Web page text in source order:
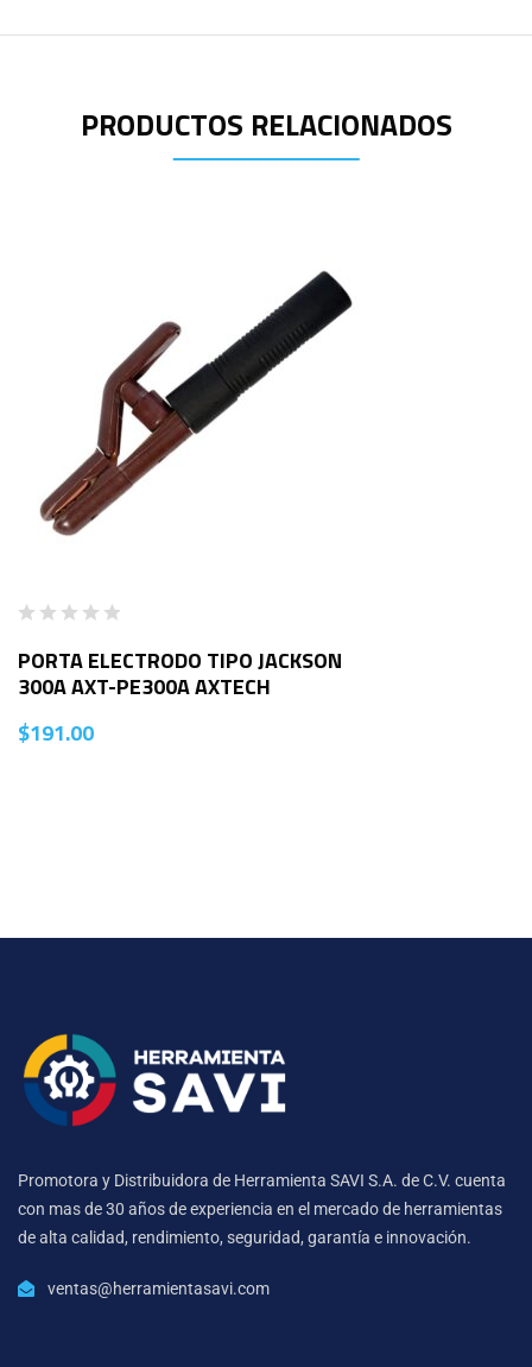
PRODUCTOS RELACIONADOS
PORTA ELECTRODO TIPO JACKSON
300A AXT-PE300A AXTECH
$191.00
Promotora y Distribuidora de Herramienta SAVI S.A. de C.V. cuenta
con mas de 30 años de experiencia en el mercado de herramientas
de alta calidad, rendimiento, seguridad, garantía e innovación.
ventas@herramientasavi.com